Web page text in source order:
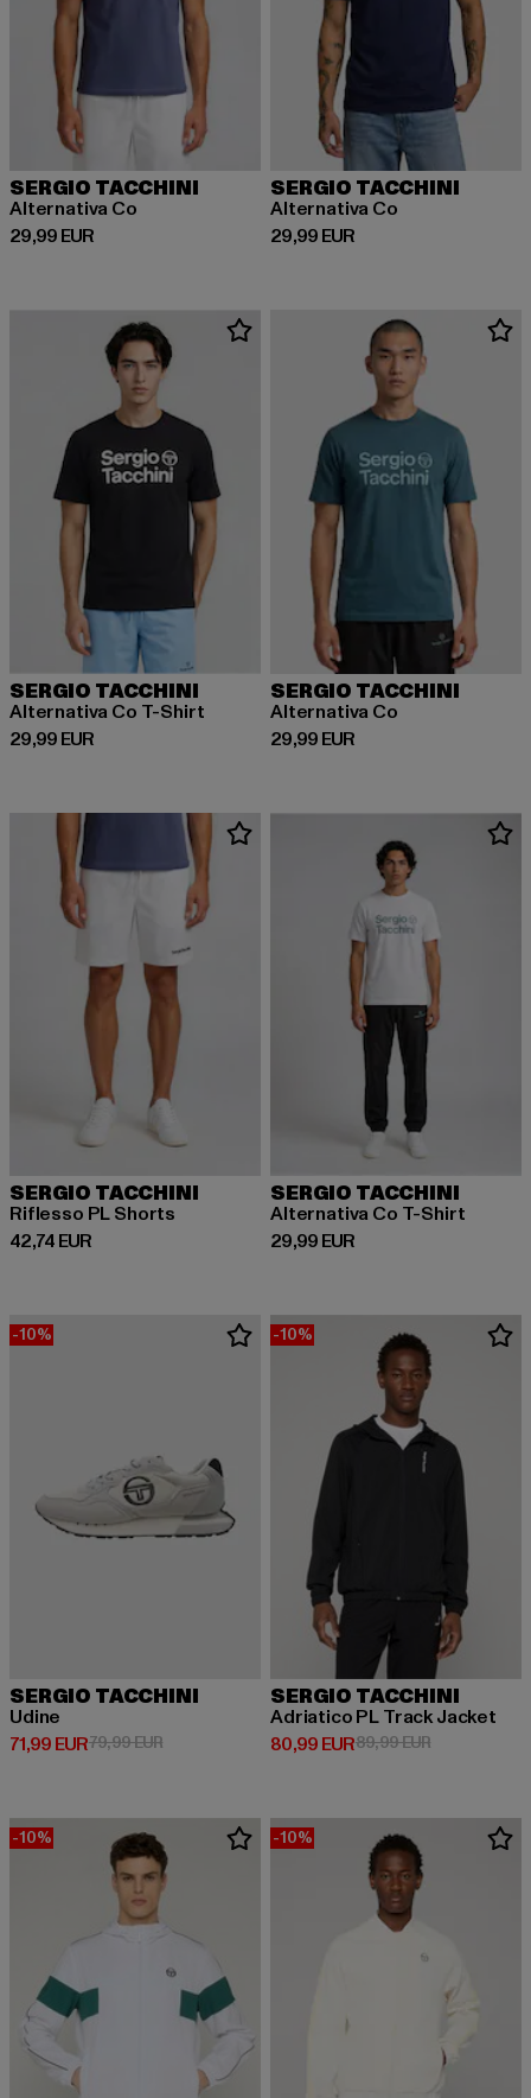
SERGIO TACCHINI
Alternativa Co
29,99 EUR
Prix courant: 29,99 EUR
SERGIO TACCHINI
Alternativa Co
29,99 EUR
Prix courant: 29,99 EUR
SERGIO TACCHINI
Alternativa Co T-Shirt
29,99 EUR
Prix courant: 29,99 EUR
SERGIO TACCHINI
Alternativa Co
29,99 EUR
Prix courant: 29,99 EUR
SERGIO TACCHINI
Riflesso PL Shorts
42,74 EUR
Prix courant: 42,74 EUR
SERGIO TACCHINI
Alternativa Co T-Shirt
29,99 EUR
Prix courant: 29,99 EUR
-10%
SERGIO TACCHINI
Udine
71,99 EUR
Prix courant: 71,99 EUR
79,99 EURPrix en promotion: 79,99 EUR
-10%
SERGIO TACCHINI
Adriatico PL Track Jacket
80,99 EUR
Prix courant: 80,99 EUR
89,99 EURPrix en
-10% -10%